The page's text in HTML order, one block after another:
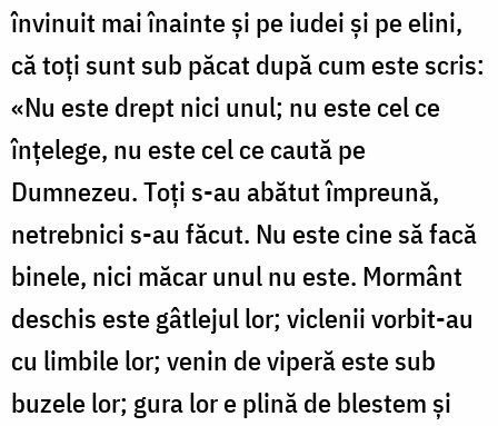
învinuit mai înainte și pe iudei și pe elini,
că toți sunt sub păcat după cum este scris:
«Nu este drept nici unul; nu este cel ce
înțelege, nu este cel ce caută pe
Dumnezeu. Toți s-au abătut împreună,
netrebnici s-au făcut. Nu este cine să facă
binele, nici măcar unul nu este. Mormânt
deschis este gâtlejul lor; viclenii vorbit-au
cu limbile lor; venin de viperă este sub
buzele lor; gura lor e plină de blestem și